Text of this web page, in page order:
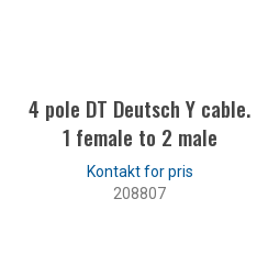
4 pole DT Deutsch Y cable.
1 female to 2 male
208807